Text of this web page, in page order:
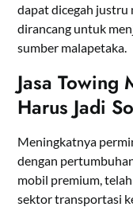
dapat dicegah
dirancang untuk
sumber malapetaka.
Jasa Towing
Harus Jadi
Meningkatnya
dengan
mobil premium,
sektor transportasi